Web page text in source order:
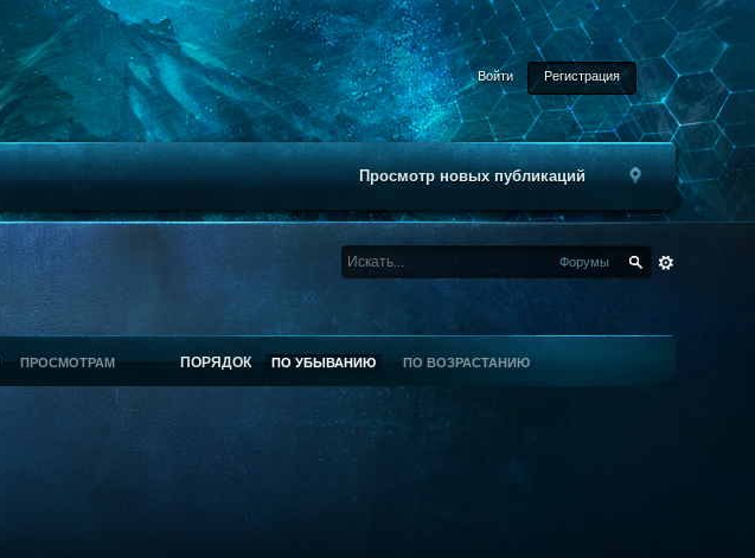
Войти Регистрация
Просмотр новых публикаций
Форумы
ПРОСМОТРАМ ПОРЯДОК ПО УБЫВАНИЮ ПО ВОЗРАСТАНИЮ